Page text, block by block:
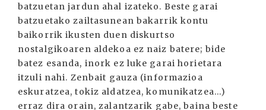
batzuetan jardun ahal izateko. Beste garai
batzuetako zailtasunean bakarrik kontu
baikorrik ikusten duen diskurtso
nostalgikoaren aldekoa ez naiz batere; bide
batez esanda, inork ez luke garai horietara
itzuli nahi. Zenbait gauza (informazioa
eskuratzea, tokiz aldatzea, komunikatzea...)
erraz dira orain, zalantzarik gabe, baina beste